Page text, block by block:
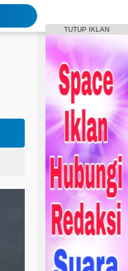
Bupati Humbahas Bersama Ketua Tim Wasev Pusterad Tinjau Sasaran TMMD.
Bupati Humbahas Berikan Apresiasi kepada ‘Pahlawan Orange’ Ditengah Rangkaian Kegiatan HUT ke-23 Kab. Humbahas
TUTUP IKLAN